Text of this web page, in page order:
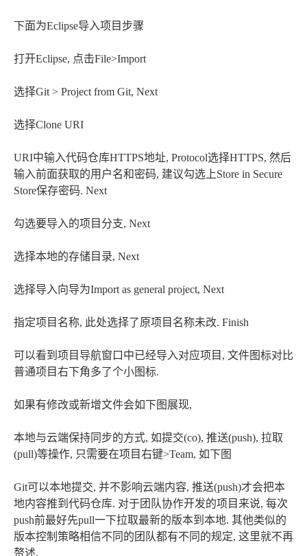
下面为Eclipse导入项目步骤
打开Eclipse, 点击File>Import
选择Git > Project from Git, Next
选择Clone URI
URI中输入代码仓库HTTPS地址, Protocol选择HTTPS, 然后
输入前面获取的用户名和密码, 建议勾选上Store in Secure
Store保存密码. Next
勾选要导入的项目分支, Next
选择本地的存储目录, Next
选择导入向导为Import as general project, Next
指定项目名称, 此处选择了原项目名称未改. Finish
可以看到项目导航窗口中已经导入对应项目, 文件图标对比
普通项目右下角多了个小图标.
如果有修改或新增文件会如下图展现,
本地与云端保持同步的方式, 如提交(co), 推送(push), 拉取
(pull)等操作, 只需要在项目右键>Team, 如下图
Git可以本地提交, 并不影响云端内容, 推送(push)才会把本
地内容推到代码仓库. 对于团队协作开发的项目来说, 每次
push前最好先pull一下拉取最新的版本到本地. 其他类似的
版本控制策略相信不同的团队都有不同的规定, 这里就不再
赘述.